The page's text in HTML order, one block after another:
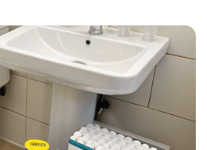
Besichtigung
nach